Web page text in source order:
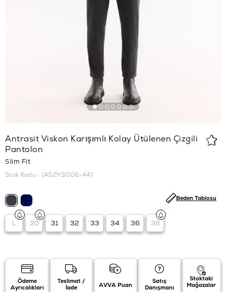
Antrasit Viskon Karışımlı Kolay Ütülenen Çizgili
Pantolon
Slim Fit
Stok Kodu (A52Y3006-44)
L 30 31 32 33 34 36 38
Beden Tablosu
Ödeme
Ayrıcalıkları
Teslimat /
İade
AVVA Puan
Satış
Danışmanı
Stoktaki
Mağazalar